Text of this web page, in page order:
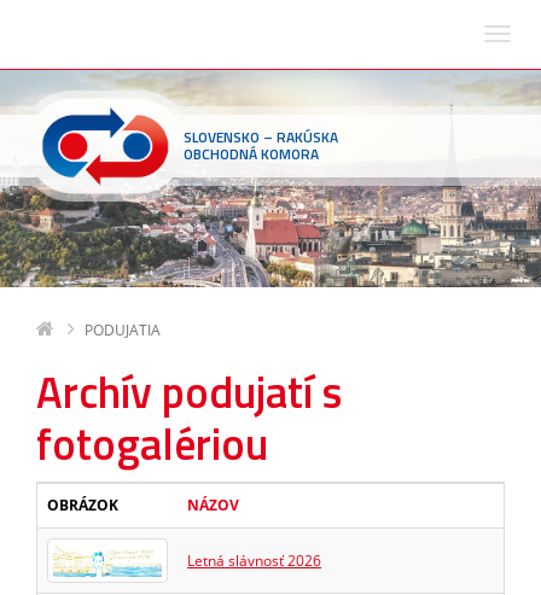
SLOVENSKO – RAKÚSKA
OBCHODNÁ KOMORA
PODUJATIA
Archív podujatí s
fotogalériou
OBRÁZOK NÁZOV
Letná slávnosť 2026